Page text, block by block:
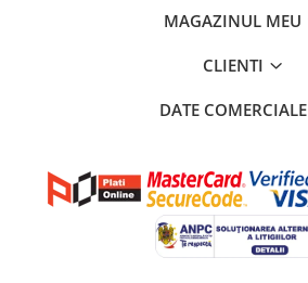
Lama zapada
Prelata moto/atv/snow
MAGAZINUL MEU
CLIENTI
DATE COMERCIALE